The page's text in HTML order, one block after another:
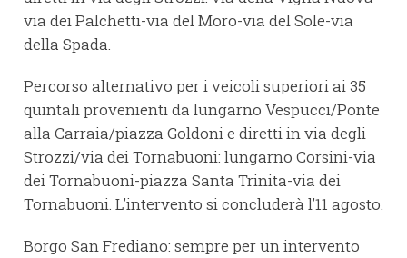
via dei Palchetti-via del Moro-via del Sole-via
della Spada.
Percorso alternativo per i veicoli superiori ai 35
quintali provenienti da lungarno Vespucci/Ponte
alla Carraia/piazza Goldoni e diretti in via degli
Strozzi/via dei Tornabuoni: lungarno Corsini-via
dei Tornabuoni-piazza Santa Trinita-via dei
Tornabuoni. L’intervento si concluderà l’11 agosto.
Borgo San Frediano: sempre per un intervento